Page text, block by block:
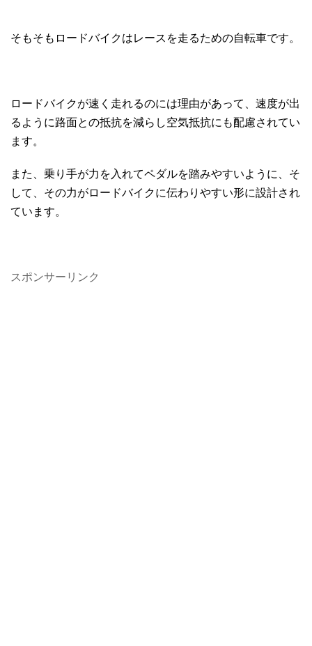
そもそもロードバイクはレースを走るための自転車です。
ロードバイクが速く走れるのには理由があって、速度が出
るように路面との抵抗を減らし空気抵抗にも配慮されてい
ます。
また、乗り手が力を入れてペダルを踏みやすいように、そ
して、その力がロードバイクに伝わりやすい形に設計され
ています。
スポンサーリンク